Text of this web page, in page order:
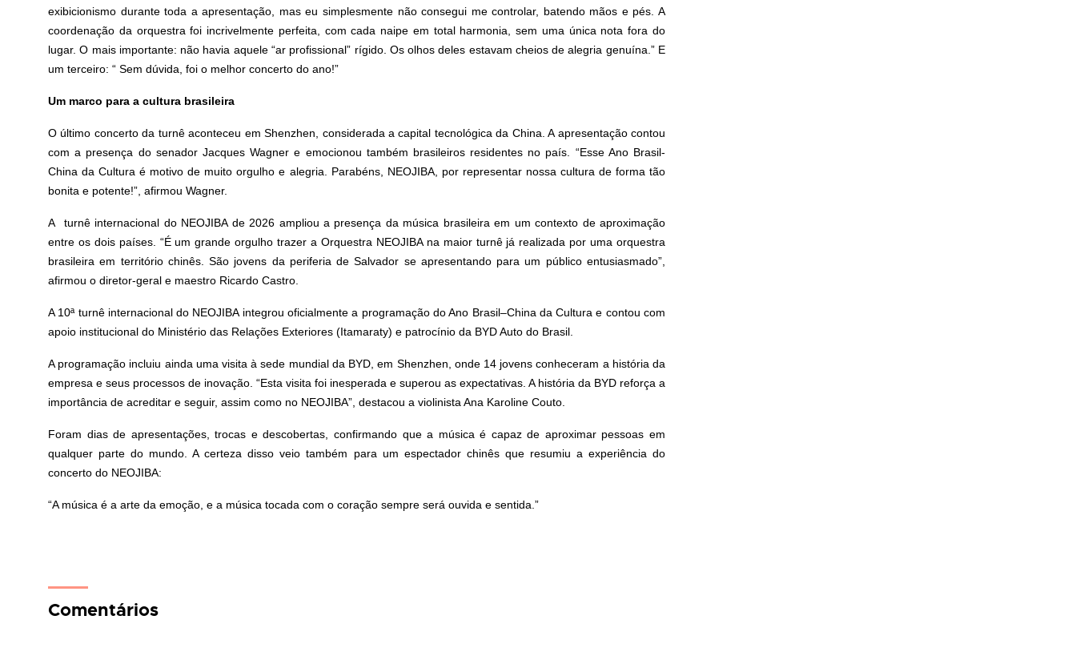
exibicionismo durante toda a apresentação, mas eu simplesmente não consegui me controlar, batendo mãos e pés. A
coordenação da orquestra foi incrivelmente perfeita, com cada naipe em total harmonia, sem uma única nota fora do
lugar. O mais importante: não havia aquele “ar profissional” rígido. Os olhos deles estavam cheios de alegria genuína.” E
um terceiro: “ Sem dúvida, foi o melhor concerto do ano!”
Um marco para a cultura brasileira
O último concerto da turnê aconteceu em Shenzhen, considerada a capital tecnológica da China. A apresentação contou
com a presença do senador Jacques Wagner e emocionou também brasileiros residentes no país. “Esse Ano Brasil-
China da Cultura é motivo de muito orgulho e alegria. Parabéns, NEOJIBA, por representar nossa cultura de forma tão
bonita e potente!”, afirmou Wagner.
A turnê internacional do NEOJIBA de 2026 ampliou a presença da música brasileira em um contexto de aproximação
entre os dois países. “É um grande orgulho trazer a Orquestra NEOJIBA na maior turnê já realizada por uma orquestra
brasileira em território chinês. São jovens da periferia de Salvador se apresentando para um público entusiasmado”,
afirmou o diretor-geral e maestro Ricardo Castro.
A 10ª turnê internacional do NEOJIBA integrou oficialmente a programação do Ano Brasil–China da Cultura e contou com
apoio institucional do Ministério das Relações Exteriores (Itamaraty) e patrocínio da BYD Auto do Brasil.
A programação incluiu ainda uma visita à sede mundial da BYD, em Shenzhen, onde 14 jovens conheceram a história da
empresa e seus processos de inovação. “Esta visita foi inesperada e superou as expectativas. A história da BYD reforça a
importância de acreditar e seguir, assim como no NEOJIBA”, destacou a violinista Ana Karoline Couto.
Foram dias de apresentações, trocas e descobertas, confirmando que a música é capaz de aproximar pessoas em
qualquer parte do mundo. A certeza disso veio também para um espectador chinês que resumiu a experiência do
concerto do NEOJIBA:
“A música é a arte da emoção, e a música tocada com o coração sempre será ouvida e sentida.”
Comentários